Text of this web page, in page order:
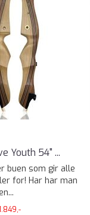
Youth 54" ...
buen som gir alle
for! Har har man